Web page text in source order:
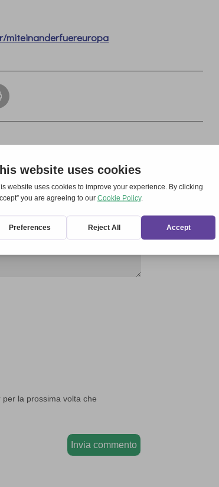
miteinanderfuereuropa
sono contrassegnati
la prossima volta che
Invia commento